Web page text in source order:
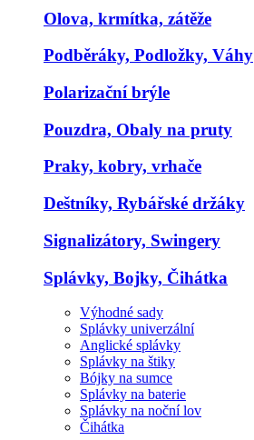
Olova, krmítka, zátěže
Podběráky, Podložky, Váhy
Polarizační brýle
Pouzdra, Obaly na pruty
Praky, kobry, vrhače
Deštníky, Rybářské držáky
Signalizátory, Swingery
Splávky, Bojky, Čihátka
Výhodné sady
Splávky univerzální
Anglické splávky
Splávky na štiky
Bójky na sumce
Splávky na baterie
Splávky na noční lov
Čihátka